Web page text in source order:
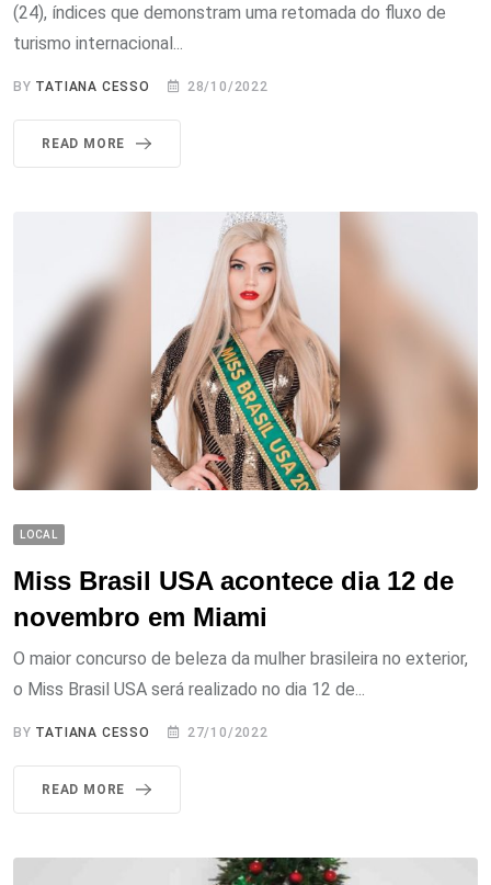
(24), índices que demonstram uma retomada do fluxo de
turismo internacional...
BY TATIANA CESSO 28/10/2022
READ MORE
LOCAL
Miss Brasil USA acontece dia 12 de
novembro em Miami
O maior concurso de beleza da mulher brasileira no exterior,
o Miss Brasil USA será realizado no dia 12 de...
BY TATIANA CESSO 27/10/2022
READ MORE